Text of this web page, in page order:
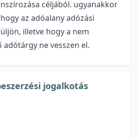
céljából. ugyanakkor
az adóalany adózási
illetve hogy a nem
adótárgy ne vesszen el.
jogalkotás